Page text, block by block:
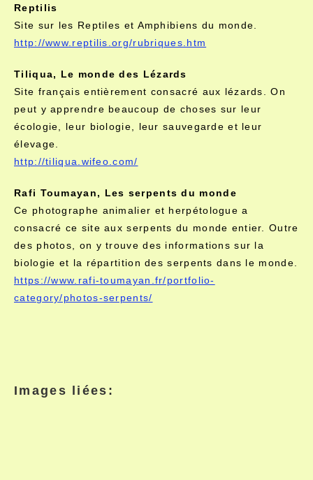
Reptilis
Site sur les Reptiles et Amphibiens du monde.
http://www.reptilis.org/rubriques.htm
Tiliqua, Le monde des Lézards
Site français entièrement consacré aux lézards. On
peut y apprendre beaucoup de choses sur leur
écologie, leur biologie, leur sauvegarde et leur
élevage.
http://tiliqua.wifeo.com/
Rafi Toumayan, Les serpents du monde
Ce photographe animalier et herpétologue a
consacré ce site aux serpents du monde entier. Outre
des photos, on y trouve des informations sur la
biologie et la répartition des serpents dans le monde.
https://www.rafi-toumayan.fr/portfolio-
category/photos-serpents/
Images liées: